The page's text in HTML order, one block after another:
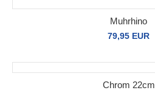
Muhrhino
79,95 EUR
Chrom 22cm